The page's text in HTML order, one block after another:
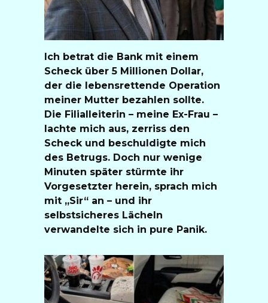
Ich betrat die Bank mit einem
Scheck über 5 Millionen Dollar,
der die lebensrettende Operation
meiner Mutter bezahlen sollte.
Die Filialleiterin – meine Ex-Frau –
lachte mich aus, zerriss den
Scheck und beschuldigte mich
des Betrugs. Doch nur wenige
Minuten später stürmte ihr
Vorgesetzter herein, sprach mich
mit „Sir“ an – und ihr
selbstsicheres Lächeln
verwandelte sich in pure Panik.